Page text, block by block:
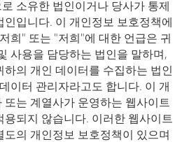
소유한 법인이거나 당사가 통제
입니다. 이 개인정보 보호정책에
희" 또는 "저희"에 대한 언급은 귀
사용을 담당하는 법인을 말하며,
의 개인 데이터를 수집하는 법인
이터 관리자라고도 합니다. 이 개
는 계열사가 운영하는 웹사이트
되지 않습니다. 이러한 웹사이트
의 개인정보 보호정책이 있으며